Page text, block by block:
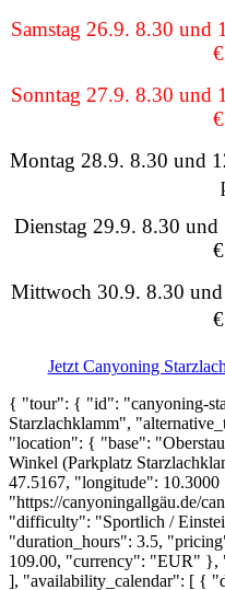
Samstag 26.9. 8.30 und
Sonntag 27.9. 8.30 und
Montag 28.9. 8.30 und
Dienstag 29.9. 8.30
Mittwoch 30.9. 8.30
Jetzt Canyoning
{ "tour": { "id": "canyoning-
Starzlachklamm",
"location": { "base":
Winkel (Parkplatz
47.5167, "longitude":
"https://canyoningallgäu.de/
"difficulty": "Sportlich /
"duration_hours": 3.5,
109.00, "currency": "EUR" },
], "availability_calendar": [ {